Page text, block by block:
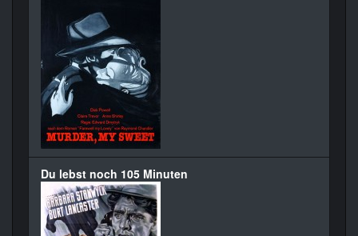
Du lebst noch 105 Minuten